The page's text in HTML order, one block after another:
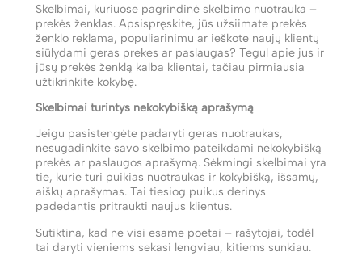
Skelbimai, kuriuose pagrindinė skelbimo nuotrauka –
prekės ženklas. Apsispręskite, jūs užsiimate prekės
ženklo reklama, populiarinimu ar ieškote naujų klientų
siūlydami geras prekes ar paslaugas? Tegul apie jus ir
jūsų prekės ženklą kalba klientai, tačiau pirmiausia
užtikrinkite kokybę.
Skelbimai turintys nekokybišką aprašymą
Jeigu pasistengėte padaryti geras nuotraukas,
nesugadinkite savo skelbimo pateikdami nekokybišką
prekės ar paslaugos aprašymą. Sėkmingi skelbimai yra
tie, kurie turi puikias nuotraukas ir kokybišką, išsamų,
aiškų aprašymas. Tai tiesiog puikus derinys
padedantis pritraukti naujus klientus.
Sutiktina, kad ne visi esame poetai – rašytojai, todėl
tai daryti vieniems sekasi lengviau, kitiems sunkiau.